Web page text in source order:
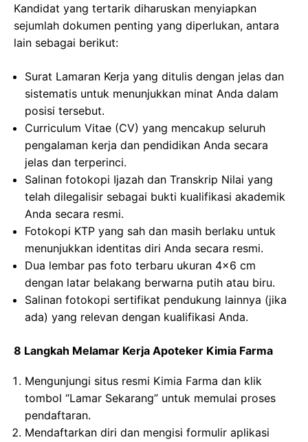
Kandidat yang tertarik diharuskan menyiapkan
sejumlah dokumen penting yang diperlukan, antara
lain sebagai berikut:
Surat Lamaran Kerja yang ditulis dengan jelas dan
sistematis untuk menunjukkan minat Anda dalam
posisi tersebut.
Curriculum Vitae (CV) yang mencakup seluruh
pengalaman kerja dan pendidikan Anda secara
jelas dan terperinci.
Salinan fotokopi Ijazah dan Transkrip Nilai yang
telah dilegalisir sebagai bukti kualifikasi akademik
Anda secara resmi.
Fotokopi KTP yang sah dan masih berlaku untuk
menunjukkan identitas diri Anda secara resmi.
Dua lembar pas foto terbaru ukuran 4×6 cm
dengan latar belakang berwarna putih atau biru.
Salinan fotokopi sertifikat pendukung lainnya (jika
ada) yang relevan dengan kualifikasi Anda.
8 Langkah Melamar Kerja Apoteker Kimia Farma
Mengunjungi situs resmi Kimia Farma dan klik
tombol “Lamar Sekarang” untuk memulai proses
pendaftaran.
Mendaftarkan diri dan mengisi formulir aplikasi